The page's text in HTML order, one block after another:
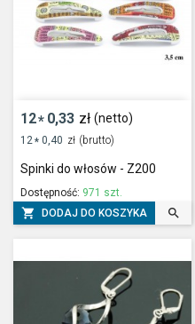
12* 0,33 zł (netto)
12 * 0,40 zł (brutto)
Spinki do włosów - Z200
Dostępność: 971 szt.
 DODAJ DO KOSZYKA 